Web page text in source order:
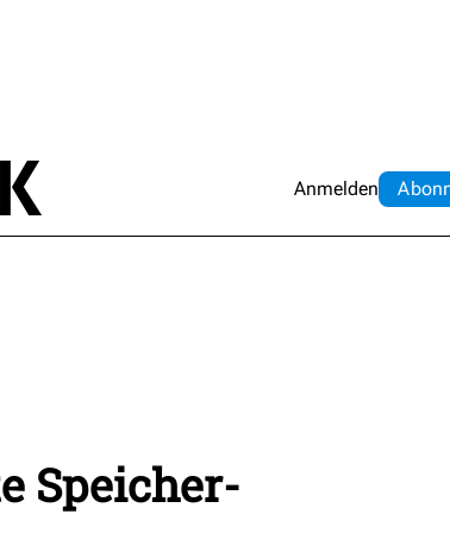
Anmelden Abo
Speicher-